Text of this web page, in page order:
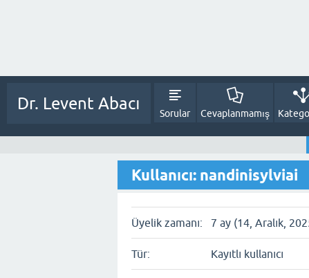
Dr. Levent Abacı
Sorular Cevaplanmamış
Kullanıcı: nandinisylviai
Üyelik zamanı: 7 ay (14, Aralık,
Tür: Kayıtlı kullanıcı